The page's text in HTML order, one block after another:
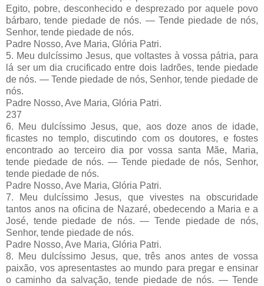
Egito, pobre, desconhecido e desprezado por aquele povo
bárbaro, tende piedade de nós. — Tende piedade de nós,
Senhor, tende piedade de nós.
Padre Nosso, Ave Maria, Glória Patri.
5. Meu dulcíssimo Jesus, que voltastes à vossa pátria, para
lá ser um dia crucificado entre dois ladrões, tende piedade
de nós. — Tende piedade de nós, Senhor, tende piedade de
nós.
Padre Nosso, Ave Maria, Glória Patri.
237
6. Meu dulcíssimo Jesus, que, aos doze anos de idade,
ficastes no templo, discutindo com os doutores, e fostes
encontrado ao terceiro dia por vossa santa Mãe, Maria,
tende piedade de nós. — Tende piedade de nós, Senhor,
tende piedade de nós.
Padre Nosso, Ave Maria, Glória Patri.
7. Meu dulcíssimo Jesus, que vivestes na obscuridade
tantos anos na oficina de Nazaré, obedecendo a Maria e a
José, tende piedade de nós. — Tende piedade de nós,
Senhor, tende piedade de nós.
Padre Nosso, Ave Maria, Glória Patri.
8. Meu dulcíssimo Jesus, que, três anos antes de vossa
paixão, vos apresentastes ao mundo para pregar e ensinar
o caminho da salvação, tende piedade de nós. — Tende